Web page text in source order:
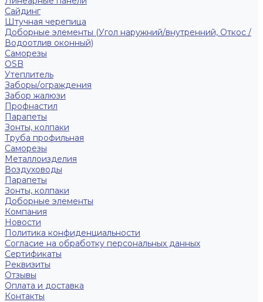
Сайдинг
Штучная черепица
Доборные элементы (Угол наружний/внутренний, Откос /
Водоотлив оконный)
Саморезы
OSB
Утеплитель
Заборы/ограждения
Забор жалюзи
Профнастил
Парапеты
Зонты, колпаки
Труба профильная
Саморезы
Металлоизделия
Воздуховоды
Парапеты
Зонты, колпаки
Доборные элементы
Компания
Новости
Политика конфиденциальности
Согласие на обработку персональных данных
Сертификаты
Реквизиты
Отзывы
Оплата и доставка
Контакты